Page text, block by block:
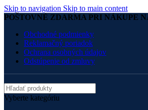
Skip to navigation Skip to main content
POŠTOVNÉ ZDARMA PRI NÁKUPE
Obchodné podmienky
Reklamačný poriadok
Ochrana osobných údajov
Odstúpenie od zmluvy
Vyberte kategóriu